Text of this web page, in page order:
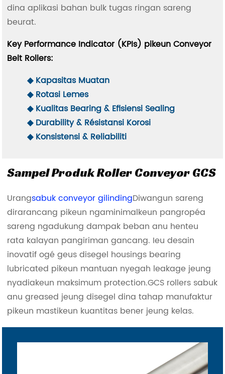
dina aplikasi bahan bulk tugas ringan sareng
beurat.
Key Performance Indicator (KPIs) pikeun Conveyor
Belt Rollers:
◆ Kapasitas Muatan
◆ Rotasi Lemes
◆ Kualitas Bearing & Efisiensi Sealing
◆ Durability & Résistansi Korosi
◆ Konsistensi & Reliabiliti
Sampel Produk Roller Conveyor GCS
Urangsabuk conveyor gilindingDiwangun sareng
dirarancang pikeun ngaminimalkeun pangropéa
sareng ngadukung dampak beban anu henteu
rata kalayan pangiriman gancang. Ieu desain
inovatif ogé geus disegel housings bearing
lubricated pikeun mantuan nyegah leakage jeung
nyadiakeun maksimum protection.GCS rollers sabuk
anu greased jeung disegel dina tahap manufaktur
pikeun mastikeun kuantitas bener jeung kelas.